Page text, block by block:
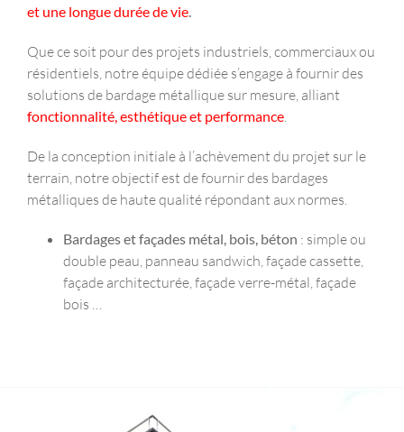
et une longue durée de vie
Que ce soit pour des projets industriels, commerciaux ou
résidentiels, notre équipe dédiée s’engage à fournir des
solutions de bardage métallique sur mesure, alliant
fonctionnalité, esthétique et performance
De la conception initiale à l’achèvement du projet sur le
terrain, notre objectif est de fournir des bardages
métalliques de haute qualité répondant aux normes.
Bardages et façades métal, bois, béton : simple ou
double peau, panneau sandwich, façade cassette,
façade architecturée, façade verre-métal, façade
bois …